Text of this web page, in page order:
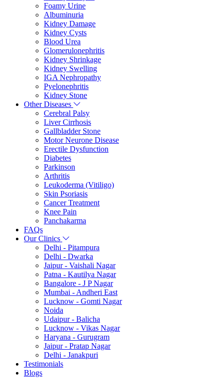
Foamy Urine
Albuminuria
Kidney Damage
Kidney Cysts
Blood Urea
Glomerulonephritis
Kidney Shrinkage
Kidney Swelling
IGA Nephropathy
Pyelonephritis
Kidney Stone
Other Diseases
Cerebral Palsy
Liver Cirrhosis
Gallbladder Stone
Motor Neurone Disease
Erectile Dysfunction
Diabetes
Parkinson
Arthritis
Leukoderma (Vitiligo)
Skin Psoriasis
Cancer Treatment
Knee Pain
Panchakarma
FAQs
Our Clinics
Delhi - Pitampura
Delhi - Dwarka
Jaipur - Vaishali Nagar
Patna - Kautilya Nagar
Bangalore - J P Nagar
Mumbai - Andheri East
Lucknow - Gomti Nagar
Noida
Udaipur - Balicha
Lucknow - Vikas Nagar
Haryana - Gurugram
Jaipur - Pratap Nagar
Delhi - Janakpuri
Testimonials
Blogs